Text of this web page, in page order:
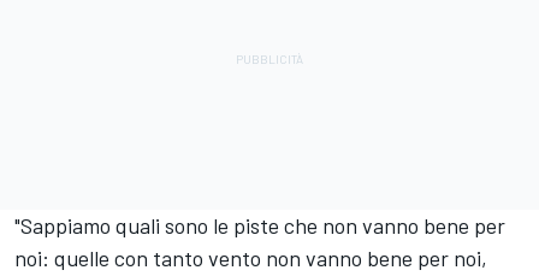
"Sappiamo quali sono le piste che non vanno bene per
noi: quelle con tanto vento non vanno bene per noi,